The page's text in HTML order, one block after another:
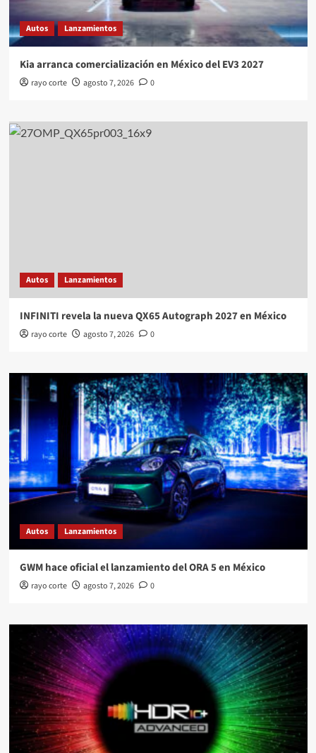
Autos Lanzamientos
Kia arranca comercialización en México del EV3 2027
rayo corte agosto 7, 2026 0
Autos Lanzamientos
INFINITI revela la nueva QX65 Autograph 2027 en México
rayo corte agosto 7, 2026 0
Autos Lanzamientos
GWM hace oficial el lanzamiento del ORA 5 en México
rayo corte agosto 7, 2026 0